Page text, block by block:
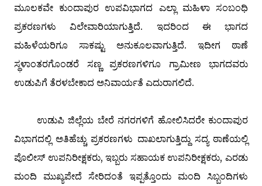
ಮೂಲಕವೇ ಕುಂದಾಪುರ ಉಪವಿಭಾಗದ ಎಲ್ಲಾ ಮಹಿಳಾ ಸಂಬಂಧಿ
ಪ್ರಕರಣಗಳು ವಿಲೇವಾರಿಯಾಗುತ್ತಿದೆ. ಇದರಿಂದ ಈ ಭಾಗದ
ಮಹಿಳೆಯರಿಗೂ ಸಾಕಷ್ಟು ಅನುಕೂಲವಾಗುತ್ತಿದೆ. ಇದೀಗ ಠಾಣೆ
ಸ್ಥಳಾಂತರಗೊಂಡರೆ ಸಣ್ಣ ಪ್ರಕರಣಗಳಿಗೂ ಗ್ರಾಮೀಣ ಭಾಗದವರು
ಉಡುಪಿಗೆ ತೆರಳಬೇಕಾದ ಅನಿವಾರ್ಯತೆ ಎದುರಾಗಲಿದೆ.
ಉಡುಪಿ ಜಿಲ್ಲೆಯ ಬೇರೆ ನಗರಗಳಿಗೆ ಹೋಲಿಸಿದರೇ ಕುಂದಾಪುರ
ವಿಭಾಗದಲ್ಲಿ ಅತಿಹೆಚ್ಚು ಪ್ರಕರಣಗಳು ದಾಖಲಾಗುತ್ತಿದ್ದು ಸದ್ಯ ಠಾಣೆಯಲ್ಲಿ
ಪೊಲೀಸ್ ಉಪನಿರೀಕ್ಷಕರು, ಇಬ್ಬರು ಸಹಾಯಕ ಉಪನಿರೀಕ್ಷಕರು, ಎರಡು
ಮಂದಿ ಮುಖ್ಯಪೇದೆ ಸೇರಿದಂತೆ ಇಪ್ಪತ್ತೊಂದು ಮಂದಿ ಸಿಬ್ಬಂದಿಗಳು